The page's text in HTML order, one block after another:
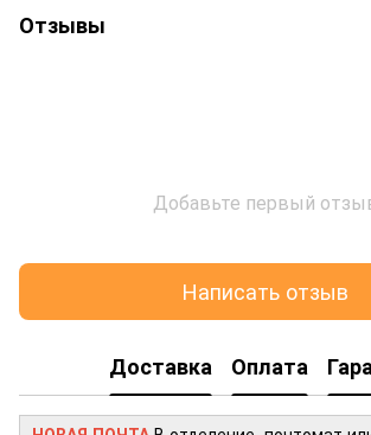
Отзывы
Добавьте первый
Написать отзыв
Доставка Оплата